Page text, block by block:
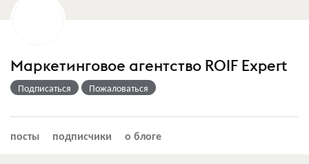
Маркетинговое агентство ROIF Expert
Подписаться Пожаловаться
посты подписчики о блоге